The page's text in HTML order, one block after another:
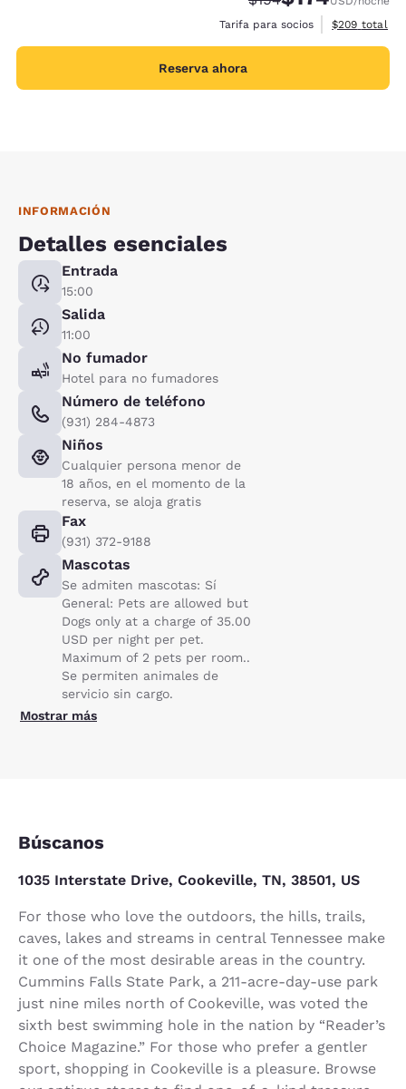
Tarifa para socios
Ver detalles
$209 total
Reserva ahora
INFORMACIÓN
Detalles esenciales
Entrada
15:00
Salida
11:00
No fumador
Hotel para no fumadores
Número de teléfono
(931) 284-4873
Niños
Cualquier persona menor de
18 años, en el momento de la
reserva, se aloja gratis
Fax
(931) 372-9188
Mascotas
Se admiten mascotas: Sí
General: Pets are allowed but
Dogs only at a charge of 35.00
USD per night per pet.
Maximum of 2 pets per room..
Se permiten animales de
servicio sin cargo.
Mostrar más
Búscanos
1035 Interstate Drive, Cookeville, TN, 38501, US
For those who love the outdoors, the hills, trails,
caves, lakes and streams in central Tennessee make
it one of the most desirable areas in the country.
Cummins Falls State Park, a 211-acre-day-use park
just nine miles north of Cookeville, was voted the
sixth best swimming hole in the nation by “Reader’s
Choice Magazine.” For those who prefer a gentler
sport, shopping in Cookeville is a pleasure. Browse